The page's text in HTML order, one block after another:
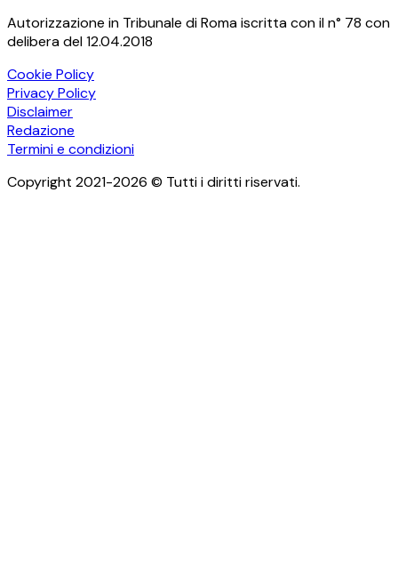
Autorizzazione in Tribunale di Roma iscritta con il n° 78 con
delibera del 12.04.2018
Cookie Policy
Privacy Policy
Disclaimer
Redazione
Termini e condizioni
Copyright 2021-2026 © Tutti i diritti riservati.